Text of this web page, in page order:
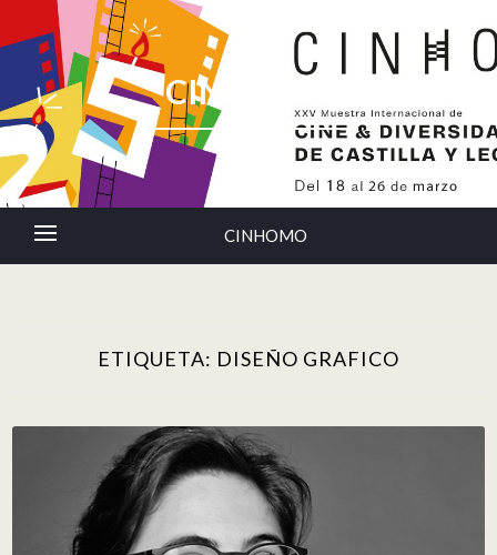
CINHOMO
CINHOMO
ETIQUETA: DISEÑO GRAFICO